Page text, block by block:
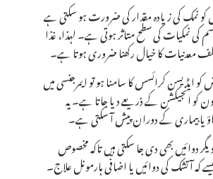
نمک کی زیادہ مقدار کی ضرورت ہو سکتی ہے
کی نمکیات کی سطح متاثر ہوتی ہے۔ لہذا، غذا
معدنیات کا خیال رکھنا ضروری ہوتا ہے۔
ایڈیسن کرائسس کا سامنا ہو تو ایمرجنسی میں
کو انجیکشن کے ذریعے دیا جاتا ہے۔ یہ
یا بیماری کے دوران پیش آ سکتی ہے۔
دوائیں بھی دی جا سکتی ہیں تاکہ مخصوص
کہ آتشک کی دوائیں یا اضافی ہارمونل علاج۔